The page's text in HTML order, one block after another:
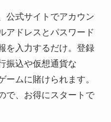
公式サイトでアカウン
アドレスとパスワード
を入力するだけ。登録
振込や仮想通貨な
ームに賭けられます。
で、お得にスタートで